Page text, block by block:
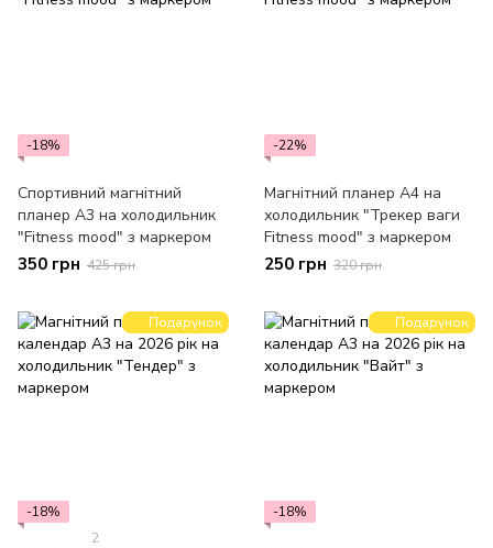
-18%
Спортивний магнітний
планер А3 на холодильник
"Fitness mood" з маркером
350 грн 425 грн
-22%
Магнітний планер А4 на
холодильник "Трекер ваги
Fitness mood" з маркером
250 грн 320 грн
Подарунок
-18%
2
Подарунок
-18%